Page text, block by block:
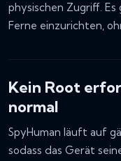
physischen Zugriff.
Ferne einzurichten,
Kein Root
normal
SpyHuman läuft auf
sodass das Gerät